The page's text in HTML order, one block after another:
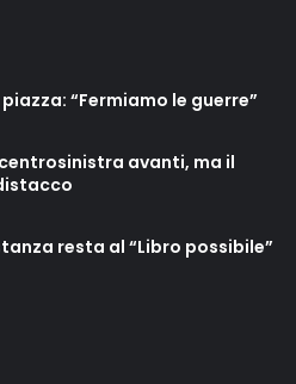
“Fermiamo le guerre”
avanti, ma il
resta al “Libro possibile”